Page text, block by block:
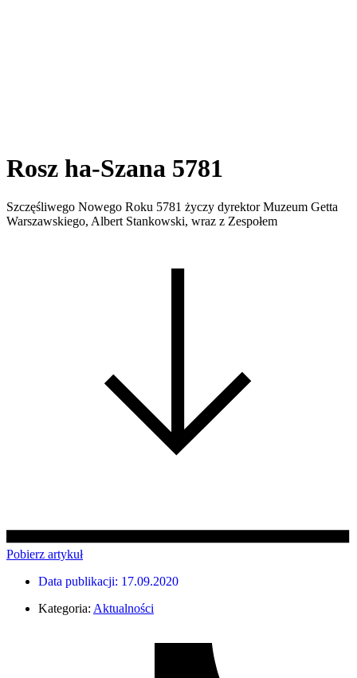
Rosz ha-Szana 5781
Szczęśliwego Nowego Roku 5781 życzy dyrektor Muzeum Getta
Warszawskiego, Albert Stankowski, wraz z Zespołem
Pobierz artykuł
Data publikacji: 17.09.2020
Kategoria: Aktualności